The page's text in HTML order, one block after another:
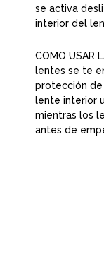
se activa
interior del
COMO USAR
lentes se te
protección
lente interior
mientras los
antes de